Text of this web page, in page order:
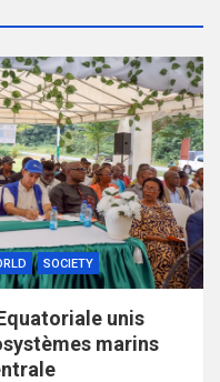
SOCIETY
unis
marins